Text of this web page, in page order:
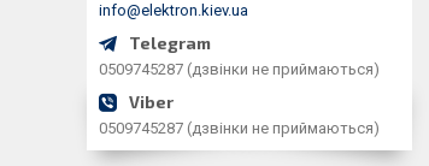
info@elektron.kiev.ua
0509745287 (дзвінки не приймаються)
0509745287 (дзвінки не приймаються)